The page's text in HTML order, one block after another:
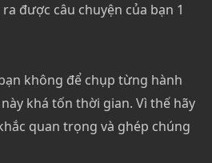
được câu chuyện của bạn 1
không để chụp từng hành
khá tốn thời gian. Vì thế hãy
quan trọng và ghép chúng